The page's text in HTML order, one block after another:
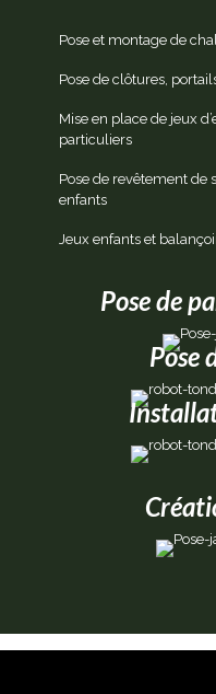
Pose et montage de
Pose de clôtures,
Mise en place de jeux
particuliers
Pose de revêtement de
enfants
Jeux enfants et
Pose de
Pose